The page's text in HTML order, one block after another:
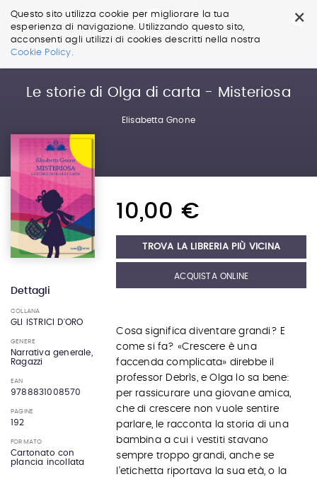
×
Questo sito utilizza cookie per migliorare la tua
esperienza di navigazione. Utilizzando questo sito,
acconsenti agli utilizzi di cookies descritti nella nostra
Cookie Policy.
Salta
SaltaLe storie di Olga di carta - Misteriosa
Elisabetta Gnone
Dettagli
COLLANA
GLI ISTRICI D'ORO
GENERE
Narrativa generale,
Ragazzi
EAN
9788831008570
PAGINE
192
FORMATO
Cartonato con
plancia incollata
10,00 €
TROVA LA LIBRERIA PIÙ VICINA
ACQUISTA ONLINE
Cosa significa diventare grandi? E
come si fa? «Crescere è una
faccenda complicata» direbbe il
professor Debrìs, e Olga lo sa bene:
per rassicurare una giovane amica,
che di crescere non vuole sentire
parlare, le racconta la storia di una
bambina a cui i vestiti stavano
sempre troppo grandi, anche se
l’etichetta riportava la sua età, o la